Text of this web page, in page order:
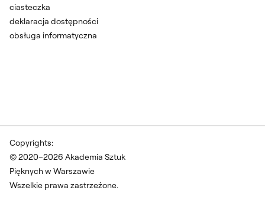
Copyrights:
© 2020–2026 Akademia Sztuk
Pięknych w Warszawie
Wszelkie prawa zastrzeżone.
ciasteczka
deklaracja dostępności
obsługa informatyczna